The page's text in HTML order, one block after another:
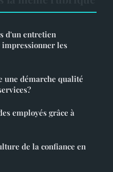
d'un entretien
impressionner les
démarche qualité
employés grâce à
de la confiance en